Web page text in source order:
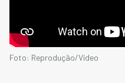
Foto: Reprodução/Vídeo